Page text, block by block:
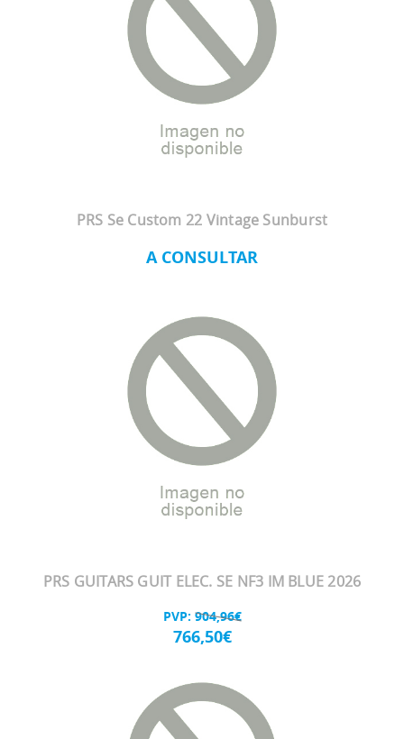
PRS Se Custom 22 Vintage Sunburst
A CONSULTAR
PRS GUITARS GUIT ELEC. SE NF3 IM BLUE 2026
PVP: 904,96€
766,50€